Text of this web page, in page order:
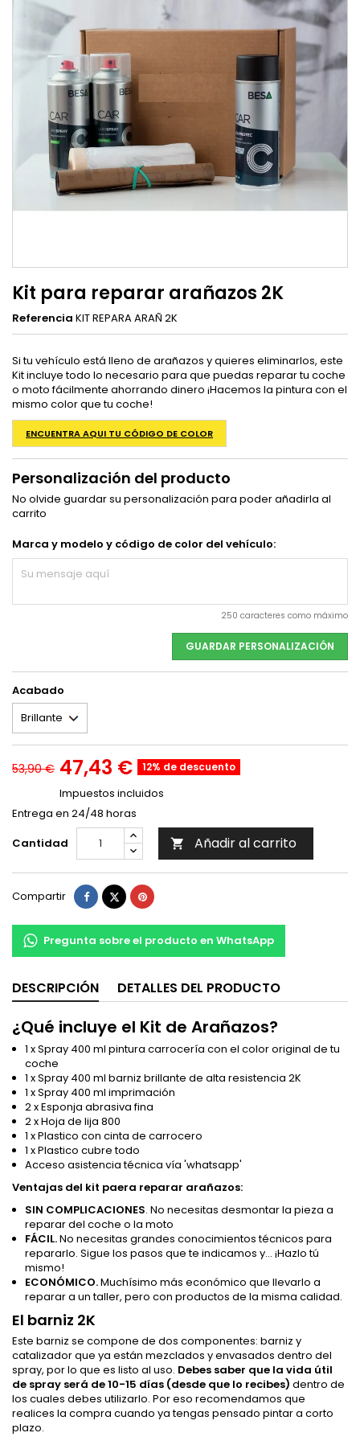
Kit para reparar arañazos 2K
Referencia KIT REPARA ARAÑ 2K
Si tu vehículo está lleno de arañazos y quieres eliminarlos, este
Kit incluye todo lo necesario para que puedas reparar tu coche
o moto fácilmente ahorrando dinero ¡Hacemos la pintura con el
mismo color que tu coche!
ENCUENTRA AQUI TU CÓDIGO DE COLOR
Personalización del producto
No olvide guardar su personalización para poder añadirla al
carrito
Marca y modelo y código de color del vehículo:
250 caracteres como máximo
GUARDAR PERSONALIZACIÓN
Acabado
53,90 € 47,43 € 12% de descuento
Impuestos incluidos
Entrega en 24/48 horas
Cantidad
 Añadir al carrito
Compartir Compartir
TuitearPinterest
Pregunta sobre el producto en WhatsApp
DESCRIPCIÓN DETALLES DEL PRODUCTO
¿Qué incluye el Kit de Arañazos?
1 x Spray 400 ml pintura carrocería con el color original de tu
coche
1 x Spray 400 ml barniz brillante de alta resistencia 2K
1 x Spray 400 ml imprimación
2 x Esponja abrasiva fina
2 x Hoja de lija 800
1 x Plastico con cinta de carrocero
1 x Plastico cubre todo
Acceso asistencia técnica vía 'whatsapp'
Ventajas del kit paera reparar arañazos:
SIN COMPLICACIONES. No necesitas desmontar la pieza a
reparar del coche o la moto
FÁCIL.No necesitas grandes conocimientos técnicos para
repararlo. Sigue los pasos que te indicamos y... ¡Hazlo tú
mismo!
ECONÓMICO.Muchísimo más económico que llevarlo a
reparar a un taller, pero con productos de la misma calidad.
El barniz 2K
Este barniz se compone de dos componentes: barniz y
catalizador que ya están mezclados y envasados dentro del
spray, por lo que es listo al uso. Debes saber que la vida útil
de spray será de 10-15 días (desde que lo recibes) dentro de
los cuales debes utilizarlo. Por eso recomendamos que
realices la compra cuando ya tengas pensado pintar a corto
plazo.